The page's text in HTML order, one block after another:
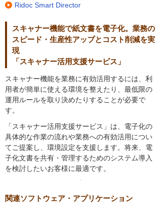
Ridoc Smart Director
スキャナー機能で紙文書を電子化。業務の
スピード・生産性アップとコスト削減を実
現
「スキャナー活用支援サービス」
スキャナー機能を業務に有効活用するには、利
用者が簡単に使える環境を整えたり、最低限の
運用ルールを取り決めたりすることが必要で
す。
「スキャナー活用支援サービス」は、電子化の
具体的な作業の流れや業務への有効活用につい
てご提案し、環境設定を支援します。将来、電
子化文書を共有・管理するためのシステム導入
を検討したいお客様に最適です。
関連ソフトウェア・アプリケーション